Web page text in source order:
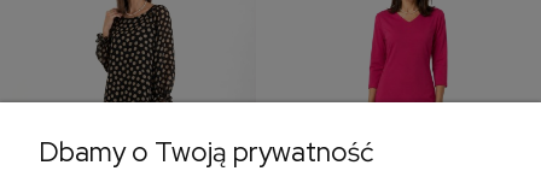
Dbamy o Twoją prywatność